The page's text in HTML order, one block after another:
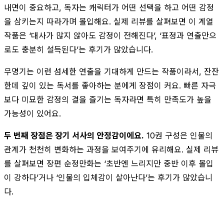
내면이 중요하고, 독자는 캐릭터가 어떤 선택을 하고 어떤 감정
을 삼키는지 따라가며 몰입해요. 실제 리뷰를 살펴보면 이 계열
작품은 ‘대사가 많지 않아도 감정이 전해진다’, ‘표정과 연출만으
로도 충분히 설득된다’는 후기가 많았습니다.
무명기는 이런 섬세한 연출을 기대하게 만드는 작품이라서, 잔잔
한데 깊이 있는 독서를 좋아하는 분에게 장점이 커요. 빠른 자극
보다 미묘한 감정의 결을 즐기는 독자라면 특히 만족도가 높을
가능성이 있어요.
두 번째 장점은 장기 서사의 안정감이에요. 10권 구성은 인물의
관계가 천천히 변화하는 과정을 보여주기에 유리해요. 실제 리뷰
를 살펴보면 장편 순정만화는 ‘초반엔 느리지만 중반 이후 몰입
이 강하다’거나 ‘인물의 입체감이 살아난다’는 후기가 많았습니
다.